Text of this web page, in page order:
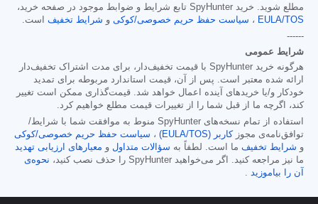
مطلع شوید. خرید SpyHunter تابع شرایط و ضوابط موجود در صفحه خرید،
EULA/TOS ، سیاست حفظ حریم خصوصی/کوکی و شرایط تخفیف است.
------
شرایط عمومی
هرگونه خرید SpyHunter با قیمت تخفیف‌دار، برای مدت اشتراک تخفیف‌دار
ارائه شده معتبر است. پس از آن، قیمت استاندارد مربوطه برای تمدید
خودکار و/یا خریدهای آینده اعمال خواهد شد. قیمت‌گذاری ممکن است تغییر
کند، اگرچه ما از قبل شما را از تغییرات قیمت مطلع خواهیم کرد.
استفاده از تمام نسخه‌های SpyHunter منوط به موافقت شما با شرایط/
توافق‌نامه‌ی مجوزکاربر (EULA/TOS) ، سیاست حفظ حریم خصوصی/کوکی
و شرایط تخفیف ما است. لطفاً به سؤالات متداول و معیارهای ارزیابی تهدید
ما نیز مراجعه کنید. اگر می‌خواهید SpyHunter را حذف نصب کنید،
نحوه‌ی
آن را بیاموزید